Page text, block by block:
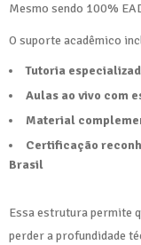
Mesmo sendo 100%
O suporte acadêmico
Tutoria
Aulas ao vivo com
Material
Certificação
Brasil
Essa estrutura permite
perder a profundidade